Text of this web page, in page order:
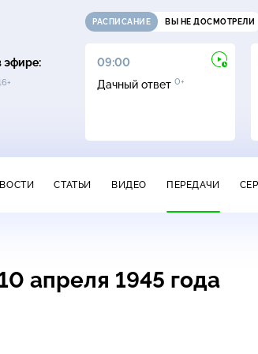
эфире:
РАСПИСАНИЕ ВЫ НЕ ДОСМОТРЕЛИ
12+
09:00
Дачный ответ 0+
СТАТЬИ ВИДЕО ПЕРЕДАЧИ
апреля 1945 года